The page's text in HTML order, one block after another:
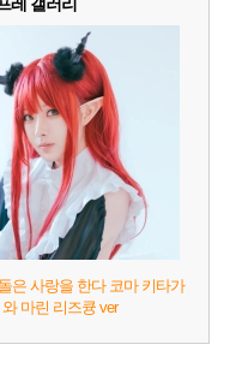
레 갤러리
은 사랑을 한다 코마 키타가
와 마린 리즈큥 ver